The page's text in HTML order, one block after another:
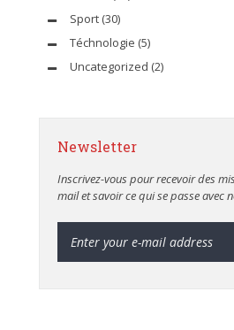
Sport (30)
Téchnologie (5)
Uncategorized (2)
Newsletter
Inscrivez-vous pour recevoir des
mail et savoir ce qui se passe avec